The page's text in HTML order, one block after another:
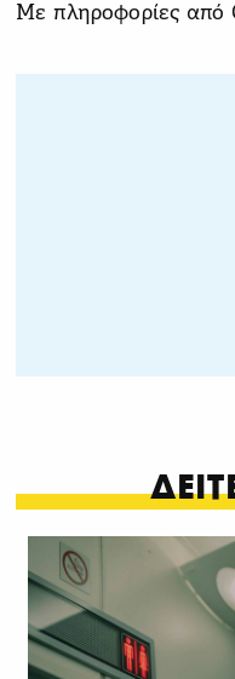
Με πληροφορίες από